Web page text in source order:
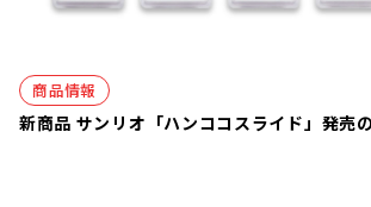
商品情報
新商品 サンリオ「ハンココスライド」発売